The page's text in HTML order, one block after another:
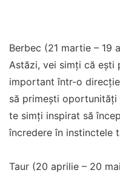
Berbec (21 martie – 19
Astăzi, vei simți că ești
important într-o
să primești oportunități
te simți inspirat să
încredere în instinctele
Taur (20 aprilie – 20